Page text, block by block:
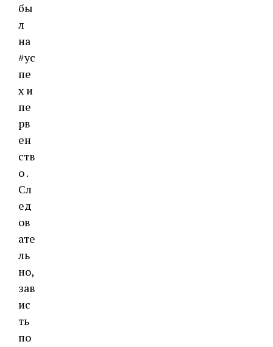
бы
л
на
#ус
пе
х и
пе
рв
ен
ств
о .
Сл
ед
ов
ате
ль
но,
зав
ис
ть
по